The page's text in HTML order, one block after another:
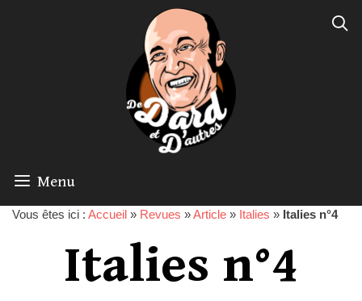
Menu
Vous êtes ici : Accueil » Revues »Article » Italies » Italies n°4
Italies n°4